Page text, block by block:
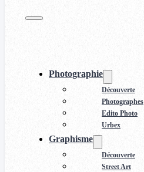
Photographie
Découverte
Photographes
Edito Photo
Urbex
Graphisme
Découverte
Street Art